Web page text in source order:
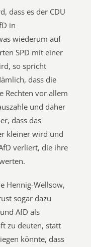
dass es der CDU
in
wiederum auf
SPD mit einer
so spricht
dass die
Rechten vor allem
und daher
dass das
kleiner wird und
verliert, die ihre
Hennig-Wellsow,
sogar dazu
AfD als
zu deuten, statt
könnte, dass